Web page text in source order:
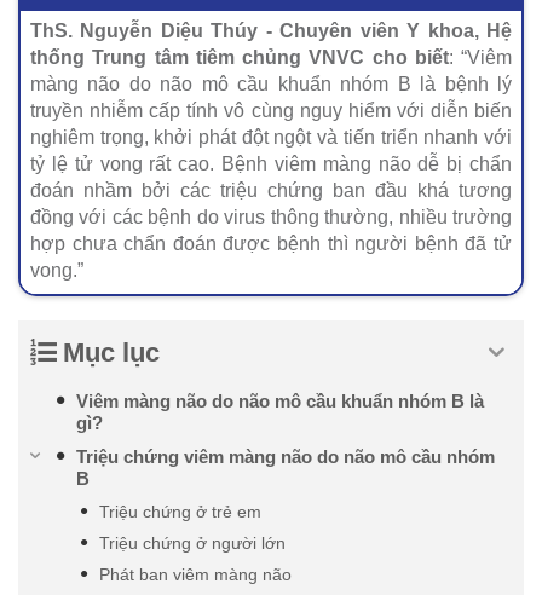
ThS. Nguyễn Diệu Thúy - Chuyên viên Y khoa, Hệ
thống Trung tâm tiêm chủng VNVC cho biết: “Viêm
màng não do não mô cầu khuẩn nhóm B là bệnh lý
truyền nhiễm cấp tính vô cùng nguy hiểm với diễn biến
nghiêm trọng, khởi phát đột ngột và tiến triển nhanh với
tỷ lệ tử vong rất cao. Bệnh viêm màng não dễ bị chẩn
đoán nhầm bởi các triệu chứng ban đầu khá tương
đồng với các bệnh do virus thông thường, nhiều trường
hợp chưa chẩn đoán được bệnh thì người bệnh đã tử
vong.”
Mục lục
Viêm màng não do não mô cầu khuẩn nhóm B là
gì?
Triệu chứng viêm màng não do não mô cầu nhóm
B
Triệu chứng ở trẻ em
Triệu chứng ở người lớn
Phát ban viêm màng não